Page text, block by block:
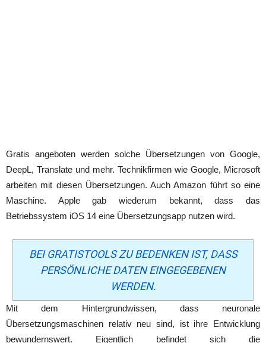
Gratis angeboten werden solche Übersetzungen von Google,
DeepL, Translate und mehr. Technikfirmen wie Google, Microsoft
arbeiten mit diesen Übersetzungen. Auch Amazon führt so eine
Maschine. Apple gab wiederum bekannt, dass das
Betriebssystem iOS 14 eine Übersetzungsapp nutzen wird.
BEI GRATISTOOLS ZU BEDENKEN IST, DASS
PERSÖNLICHE DATEN EINGEGEBENEN
WERDEN.
Mit dem Hintergrundwissen, dass neuronale
Übersetzungsmaschinen relativ neu sind, ist ihre Entwicklung
bewundernswert. Eigentlich befindet sich die